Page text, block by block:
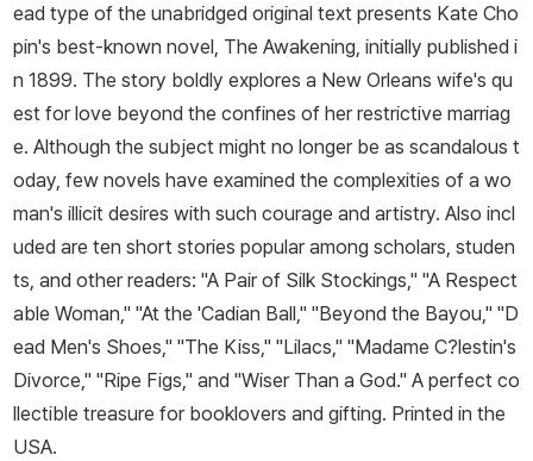
ead type of the unabridged original text presents Kate Cho
pin's best-known novel, The Awakening, initially published i
n 1899. The story boldly explores a New Orleans wife's qu
est for love beyond the confines of her restrictive marriag
e. Although the subject might no longer be as scandalous t
oday, few novels have examined the complexities of a wo
man's illicit desires with such courage and artistry. Also incl
uded are ten short stories popular among scholars, studen
ts, and other readers: "A Pair of Silk Stockings," "A Respect
able Woman," "At the 'Cadian Ball," "Beyond the Bayou," "D
ead Men's Shoes," "The Kiss," "Lilacs," "Madame C?lestin's
Divorce," "Ripe Figs," and "Wiser Than a God." A perfect co
llectible treasure for booklovers and gifting. Printed in the
USA.